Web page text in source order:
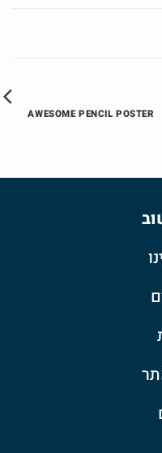
AWESOME PENCIL POSTER